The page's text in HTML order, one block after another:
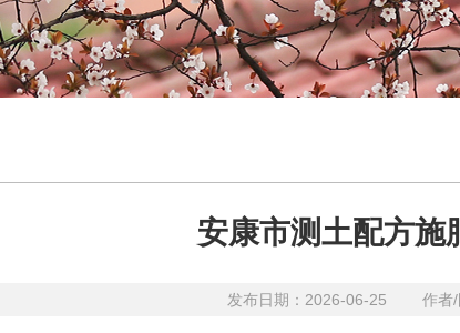
安康市测土配方施
发布日期：2026-06-25 作